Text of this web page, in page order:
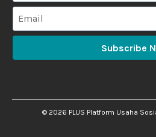
Subscribe
© 2026 PLUS Platform Usaha